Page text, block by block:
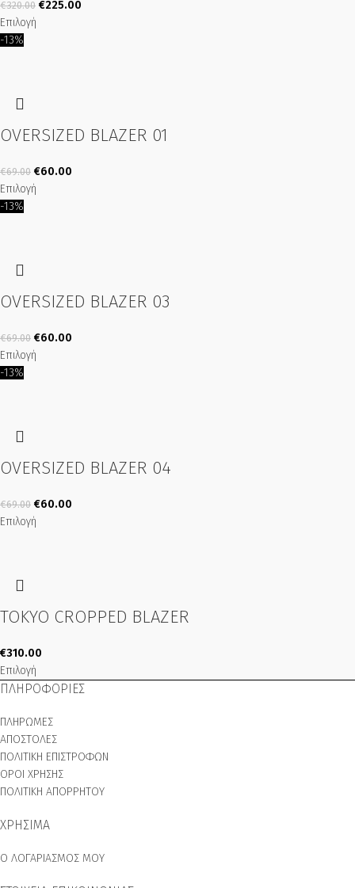
€320.00 €225.00
Επιλογή
-13%
OVERSIZED BLAZER 01
€69.00 €60.00
Επιλογή
-13%
OVERSIZED BLAZER 03
€69.00 €60.00
Επιλογή
-13%
OVERSIZED BLAZER 04
€69.00 €60.00
Επιλογή
TOKYO CROPPED BLAZER
€310.00
Επιλογή
ΠΛΗΡΟΦΟΡΙΕΣ
ΠΛΗΡΩΜΕΣ
ΑΠΟΣΤΟΛΕΣ
ΠΟΛΙΤΙΚΗ ΕΠΙΣΤΡΟΦΩΝ
ΟΡΟΙ ΧΡΗΣΗΣ
ΠΟΛΙΤΙΚΗ ΑΠΟΡΡΗΤΟΥ
ΧΡΗΣΙΜΑ
Ο ΛΟΓΑΡΙΑΣΜΟΣ ΜΟΥ